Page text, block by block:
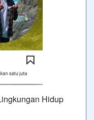
Hidup